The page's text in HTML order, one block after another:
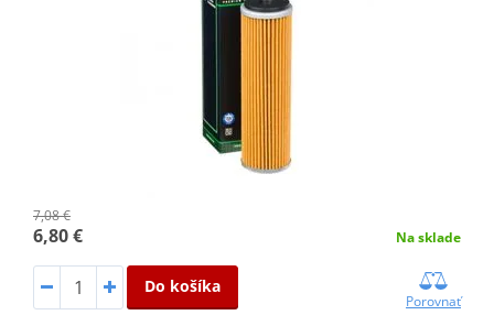
7,08 €
6,80 € Na sklade
Do košíka
Porovnať